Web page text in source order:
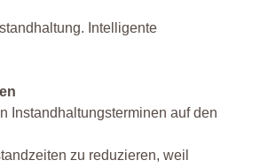
Intelligente
Instandhaltungsterminen auf den
zu reduzieren, weil